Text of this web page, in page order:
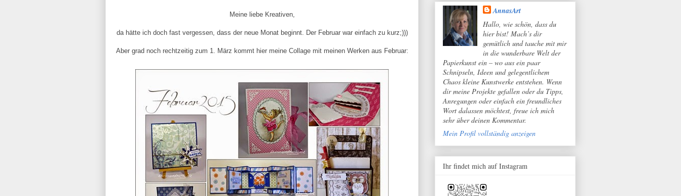
Meine liebe Kreativen,
da hätte ich doch fast vergessen, dass der neue Monat beginnt. Der Februar war einfach zu kurz;)))
Aber grad noch rechtzeitig zum 1. März kommt hier meine Collage mit meinen Werken aus Februar:
AnnasArt
Hallo, wie schön, dass du
hier bist! Mach’s dir
gemütlich und tauche mit mir
in die wunderbare Welt der
Papierkunst ein – wo aus ein paar
Schnipseln, Ideen und gelegentlichem
Chaos kleine Kunstwerke entstehen. Wenn
dir meine Projekte gefallen oder du Tipps,
Anregungen oder einfach ein freundliches
Wort dalassen möchtest, freue ich mich
sehr über deinen Kommentar.
Mein Profil vollständig anzeigen
Ihr findet mich auf Instagram